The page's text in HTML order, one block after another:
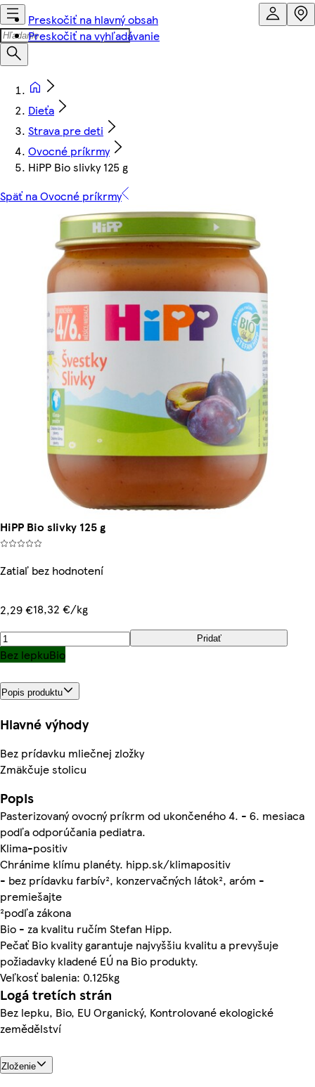
Preskočiť na hlavný obsah
Preskočiť na vyhľadávanie
Dieťa
Strava pre deti
Ovocné príkrmy
HiPP Bio slivky 125 g
Späť na Ovocné príkrmy
HiPP Bio slivky 125 g
Zatiaľ bez hodnotení
2,29 €18,32 €/kg
Pridať
Bez lepkuBio
Popis produktu
Hlavné výhody
Bez prídavku mliečnej zložky
Zmäkčuje stolicu
Popis
Pasterizovaný ovocný príkrm od ukončeného 4. - 6. mesiaca
podľa odporúčania pediatra.
Klima-positiv
Chránime klímu planéty. hipp.sk/klimapositiv
- bez prídavku farbív², konzervačných látok², aróm -
premiešajte
²podľa zákona
Bio - za kvalitu ručím Stefan Hipp.
Pečať Bio kvality garantuje najvyššiu kvalitu a prevyšuje
požiadavky kladené EÚ na Bio produkty.
Veľkosť balenia: 0.125kg
Logá tretích strán
Bez lepku, Bio, EU Organický, Kontrolované ekologické
zemědělství
Zloženie